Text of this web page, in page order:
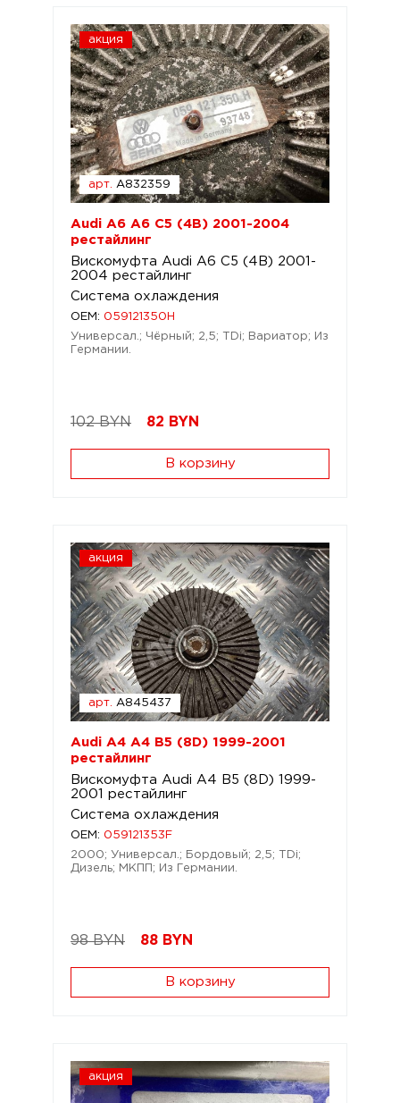
акция
арт. A832359
Audi A6 A6 C5 (4B) 2001-2004
рестайлинг
Вискомуфта Audi A6 C5 (4B) 2001-
2004 рестайлинг
Система охлаждения
OEM: 059121350H
Универсал.; Чёрный; 2,5; TDi; Вариатор; Из
Германии.
102 BYN 82 BYN
В корзину
акция
арт. A845437
Audi A4 A4 B5 (8D) 1999-2001
рестайлинг
Вискомуфта Audi A4 B5 (8D) 1999-
2001 рестайлинг
Система охлаждения
OEM: 059121353F
2000; Универсал.; Бордовый; 2,5; TDi;
Дизель; МКПП; Из Германии.
98 BYN 88 BYN
В корзину
акция